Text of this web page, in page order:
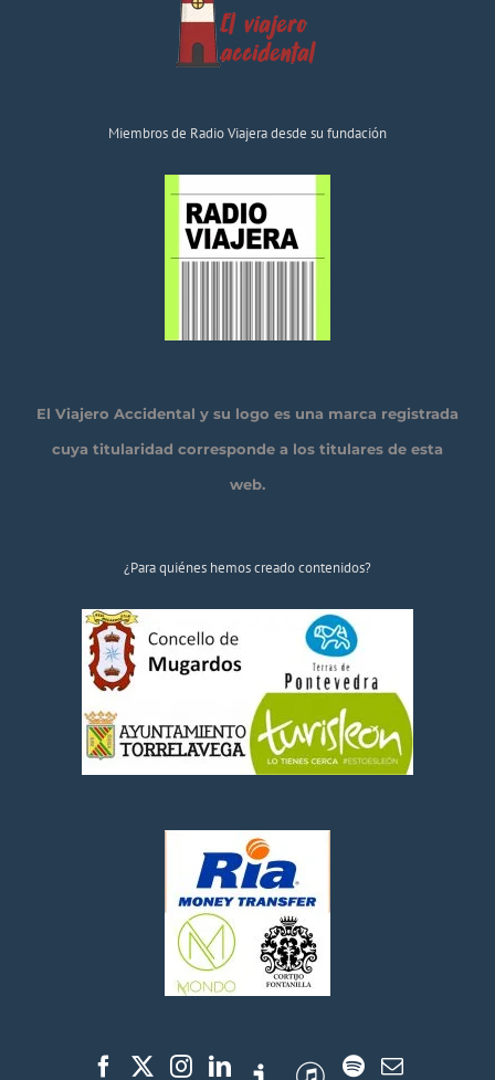
Miembros de Radio Viajera desde su fundación
El Viajero Accidental y su logo es una marca registrada
cuya titularidad corresponde a los titulares de esta
web.
¿Para quiénes hemos creado contenidos?